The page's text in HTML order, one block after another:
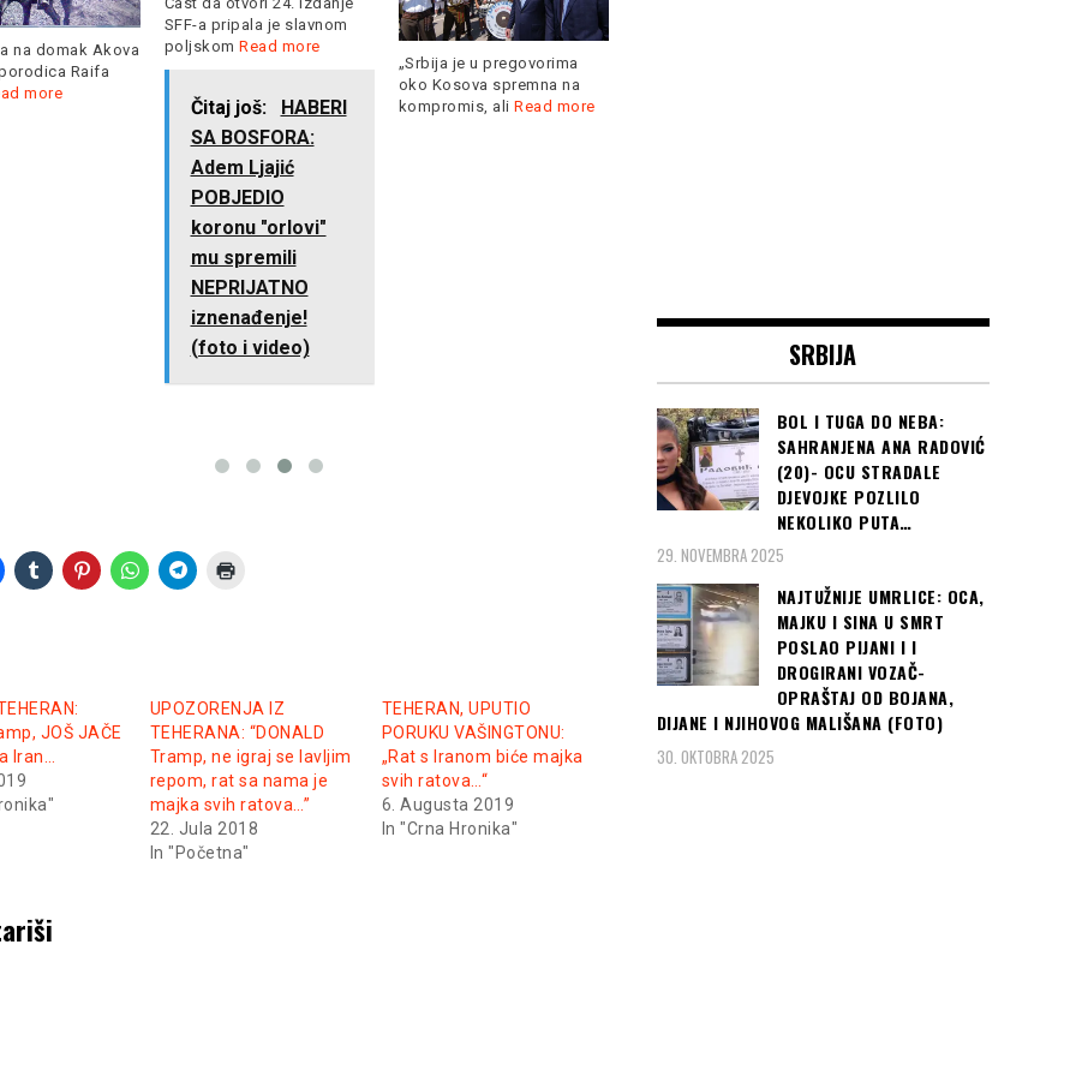
je slavnom
Read more
kompromis, ali
Read more
Hrvatska je s dvije pobjede
već nakon 2. kola osigurala
Read more
iznenađenje!
JOŠ JAČE
Iran…
UPOZORENJA IZ
TEHERANA: “DONALD
Tramp, ne igraj se lavljim
repom, rat sa nama je
majka svih ratova…”
22. Jula 2018
In "Početna"
TEHERAN, UPUTIO
PORUKU VAŠINGTONU:
„Rat s Iranom biće majka
svih ratova…“
6. Augusta 2019
In "Crna Hronika"
SRBIJA
BOL I TUGA DO NEBA:
SAHRANJENA ANA RADOVIĆ
(20)- OCU STRADALE
DJEVOJKE POZLILO
NEKOLIKO PUTA…
29. NOVEMBRA 2025
NAJTUŽNIJE UMRLICE: OCA,
MAJKU I SINA U SMRT
POSLAO PIJANI I I
DROGIRANI VOZAČ-
OPRAŠTAJ OD BOJANA,
DIJANE I NJIHOVOG MALIŠANA (FOTO)
30. OKTOBRA 2025